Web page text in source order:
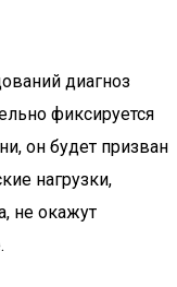
диагноз
фиксируется
он будет призван
нагрузки,
не окажут